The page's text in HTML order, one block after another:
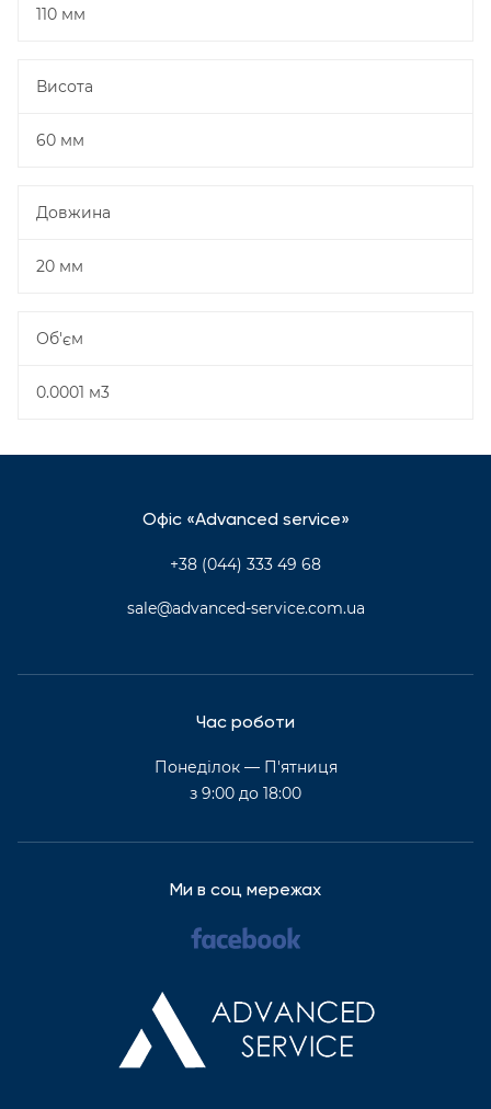
110 мм
Висота
60 мм
Довжина
20 мм
Об'єм
0.0001 м3
Офіс «Advanced service»
+38 (044) 333 49 68
sale@advanced-service.com.ua
Час роботи
Понеділок — П'ятниця
з 9:00 до 18:00
Ми в соц мережах